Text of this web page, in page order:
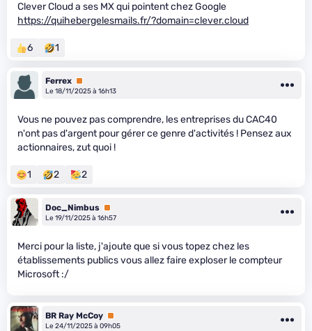
Clever Cloud a ses MX qui pointent chez Google
https://quihebergelesmails.fr/?domain=clever.cloud
6 1
Ferrex Premium
Le 18/11/2025 à 16h13
Vous ne pouvez pas comprendre, les entreprises du CAC40
n'ont pas d'argent pour gérer ce genre d'activités ! Pensez aux
actionnaires, zut quoi !
1 2 2
Doc_Nimbus Premium
Le 19/11/2025 à 16h57
Merci pour la liste, j'ajoute que si vous topez chez les
établissements publics vous allez faire exploser le compteur
Microsoft :/
BR Ray McCoy Premium
Le 24/11/2025 à 09h05